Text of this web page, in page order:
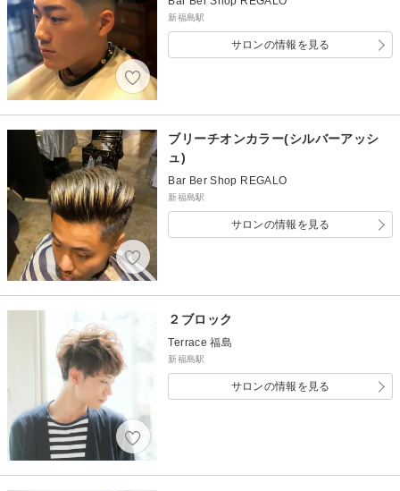
新福島駅
サロンの情報を見る
ブリーチオンカラー(シルバーアッシ
ュ)
Bar Ber Shop REGALO
新福島駅
サロンの情報を見る
２ブロック
Terrace 福島
新福島駅
サロンの情報を見る